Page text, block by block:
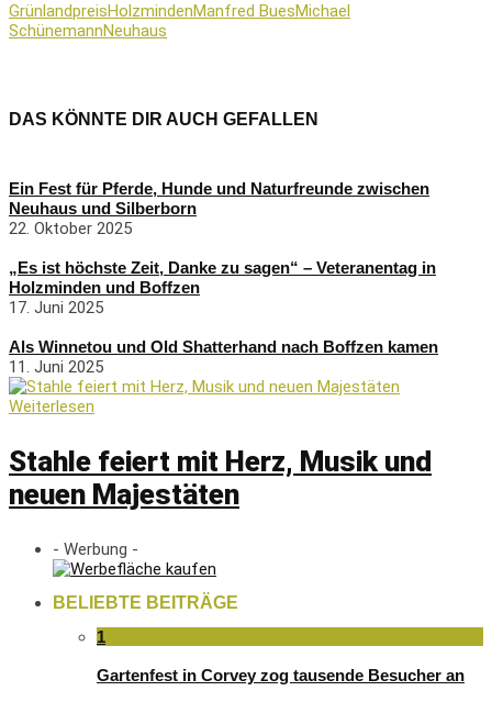
GrünlandpreisHolzmindenManfred BuesMichael
SchünemannNeuhaus
DAS KÖNNTE DIR AUCH GEFALLEN
Ein Fest für Pferde, Hunde und Naturfreunde zwischen
Neuhaus und Silberborn
22. Oktober 2025
„Es ist höchste Zeit, Danke zu sagen“ – Veteranentag in
Holzminden und Boffzen
17. Juni 2025
Als Winnetou und Old Shatterhand nach Boffzen kamen
11. Juni 2025
Weiterlesen
Stahle feiert mit Herz, Musik und
neuen Majestäten
- Werbung -
BELIEBTE BEITRÄGE
1
Gartenfest in Corvey zog tausende Besucher an